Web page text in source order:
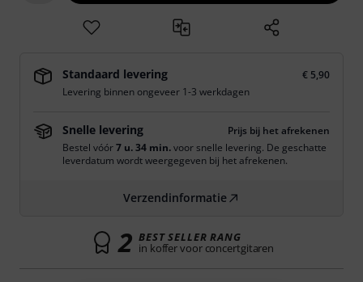
Standaard levering
€ 5,90
Levering binnen ongeveer 1-3 werkdagen
Snelle levering
Prijs bij het afrekenen
Bestel vóór7 u. 34 min.voor snelle levering. De geschatte
leverdatum wordt weergegeven bij het afrekenen.
Verzendinformatie
2 BEST SELLER RANG
in koffer voor concertgitaren